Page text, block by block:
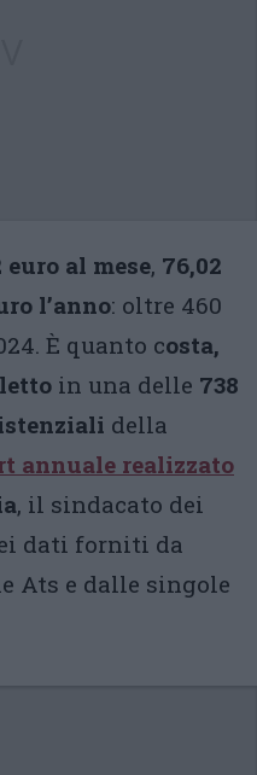
al mese, 76,02
l’anno: oltre 460
È quanto costa,
in una delle 738
della
annuale realizzato
, il sindacato dei
dati forniti da
Ats e dalle singole